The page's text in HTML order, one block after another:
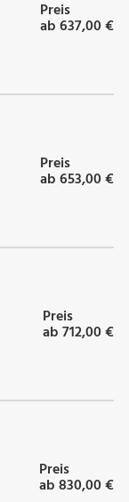
Preis
ab 637,00 €
Preis
ab 653,00 €
Preis
ab 712,00 €
Preis
ab 830,00 €